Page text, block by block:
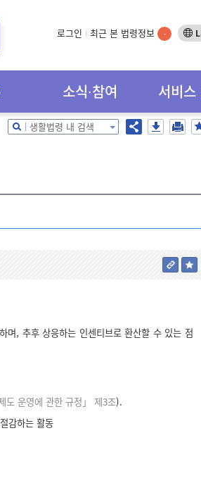
로그인 최근 본 법령정보 -
소식∙참여 서비스
생활법령 내 검색
며, 추후 상응하는 인센티브로 환산할 수 있는 점
도 운영에 관한 규정」 제3조).
감하는 활동